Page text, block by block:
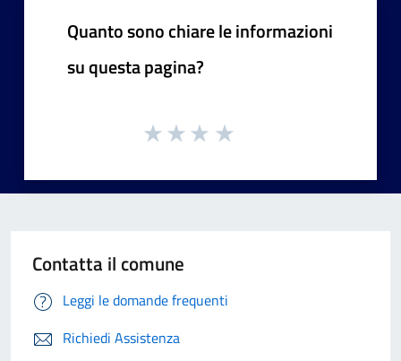
Quanto sono chiare le informazioni
su questa pagina?
Contatta il comune
Leggi le domande frequenti
Richiedi Assistenza